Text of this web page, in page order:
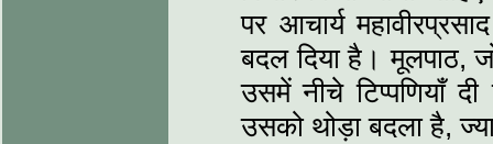
पर आचार्य
बदल दिया है। मूलपाठ,
उसमें नीचे टिप्‍पणियाँ
उसको थोड़ा बदला है,